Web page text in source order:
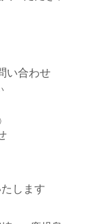
い合わせ
します